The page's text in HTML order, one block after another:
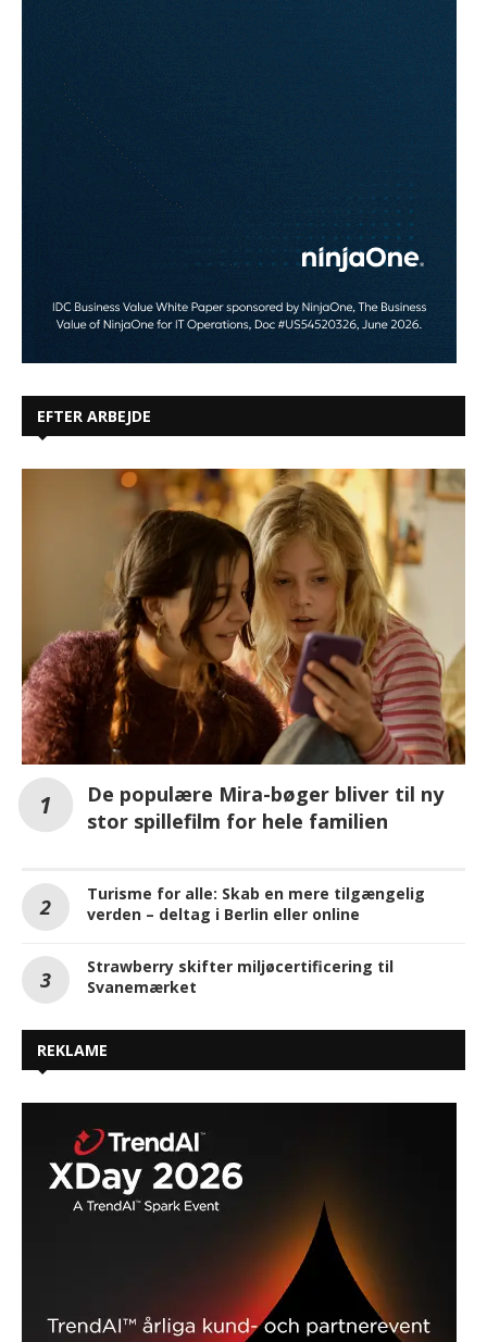
EFTER ARBEJDE
De populære Mira-bøger bliver til ny
stor spillefilm for hele familien
Turisme for alle: Skab en mere tilgængelig
verden – deltag i Berlin eller online
Strawberry skifter miljøcertificering til
Svanemærket
REKLAME